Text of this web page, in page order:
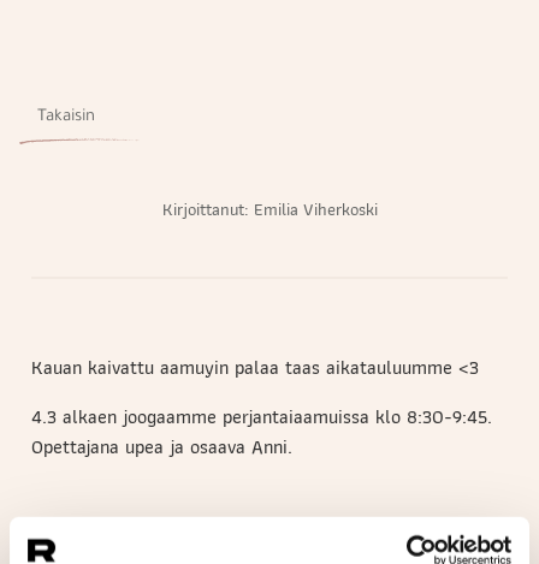
Takaisin
Kirjoittanut: Emilia Viherkoski
Kauan kaivattu aamuyin palaa taas aikatauluumme <3
4.3 alkaen joogaamme perjantaiaamuissa klo 8:30-9:45.
Opettajana upea ja osaava Anni.